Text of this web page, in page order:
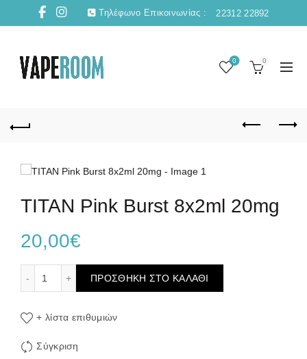
Τηλέφωνο Επικοινωνίας : 22312 22892
0 0
TITAN Pink Burst 8x2ml 20mg
20,00€
ΠΡΟΣΘΉΚΗ ΣΤΟ ΚΑΛΆΘΙ
+ λίστα επιθυμιών
Σύγκριση